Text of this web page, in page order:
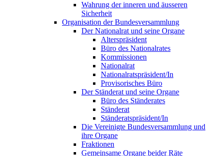
Wahrung der inneren und äusseren
Sicherheit
Organisation der Bundesversammlung
Der Nationalrat und seine Organe
Alterspräsident
Büro des Nationalrates
Kommissionen
Nationalrat
Nationalratspräsident/In
Provisorisches Büro
Der Ständerat und seine Organe
Büro des Ständerates
Ständerat
Ständeratspräsident/In
Die Vereinigte Bundesversammlung und
ihre Organe
Fraktionen
Gemeinsame Organe beider Räte